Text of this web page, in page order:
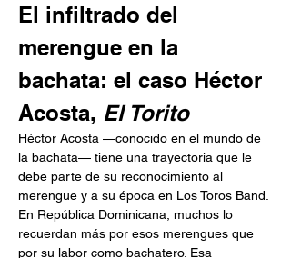
El infiltrado del
merengue en la
bachata: el caso Héctor
Acosta, El Torito
Héctor Acosta —conocido en el mundo de
la bachata— tiene una trayectoria que le
debe parte de su reconocimiento al
merengue y a su época en Los Toros Band.
En República Dominicana, muchos lo
recuerdan más por esos merengues que
por su labor como bachatero. Esa